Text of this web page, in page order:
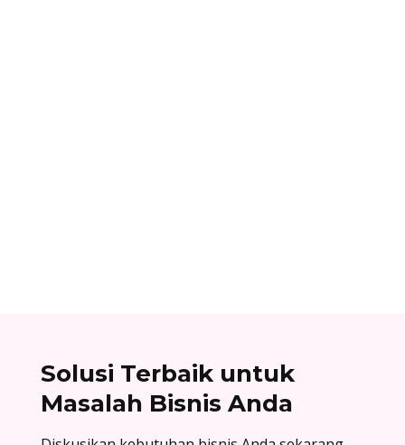
Solusi Terbaik untuk
Masalah Bisnis Anda